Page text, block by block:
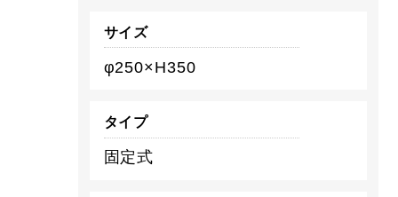
サイズ
φ250×H350
タイプ
固定式